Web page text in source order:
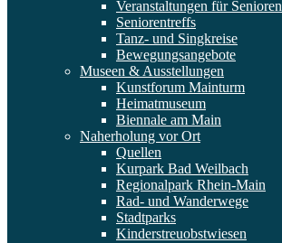
Veranstaltungen für Senioren
Seniorentreffs
Tanz- und Singkreise
Bewegungsangebote
Museen & Ausstellungen
Kunstforum Mainturm
Heimatmuseum
Biennale am Main
Naherholung vor Ort
Quellen
Kurpark Bad Weilbach
Regionalpark Rhein-Main
Rad- und Wanderwege
Stadtparks
Kinderstreuobstwiesen